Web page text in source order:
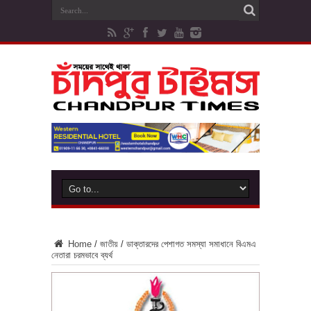
Home / জাতীয় / ডাক্তারদের পেশাগত সমস্যা সমাধানে বিএমএ
নেতারা চরমভাবে ব্যর্থ